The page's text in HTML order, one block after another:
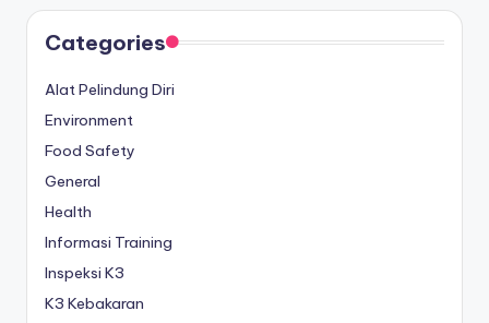
Categories
Alat Pelindung Diri
Environment
Food Safety
General
Health
Informasi Training
Inspeksi K3
K3 Kebakaran